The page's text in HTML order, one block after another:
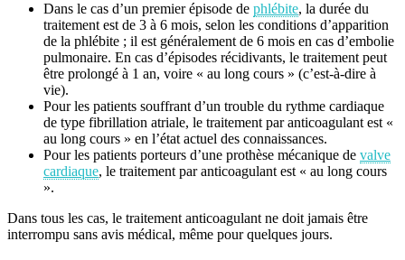
Dans le cas d’un premier épisode de phlébite, la durée du
traitement est de 3 à 6 mois, selon les conditions d’apparition
de la phlébite ; il est généralement de 6 mois en cas d’embolie
pulmonaire. En cas d’épisodes récidivants, le traitement peut
être prolongé à 1 an, voire « au long cours » (c’est-à-dire à
vie).
Pour les patients souffrant d’un trouble du rythme cardiaque
de type fibrillation atriale, le traitement par anticoagulant est «
au long cours » en l’état actuel des connaissances.
Pour les patients porteurs d’une prothèse mécanique de valve
cardiaque, le traitement par anticoagulant est « au long cours
».
Dans tous les cas, le traitement anticoagulant ne doit jamais être
interrompu sans avis médical, même pour quelques jours.